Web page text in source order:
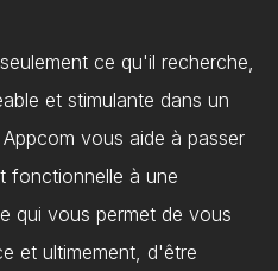
ce qu'il recherche,
et stimulante dans un
vous aide à passer
fonctionnelle à une
qui vous permet de vous
et ultimement, d'être